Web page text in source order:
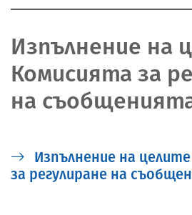
Изпълнение на
Комисията за
на съобщенията
Изпълнение на
за регулиране на